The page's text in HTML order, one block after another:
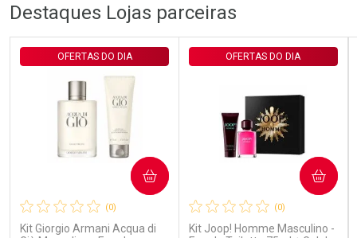
FECHAR
Laboratório
Comprar sem Desconto
FECHAR
Por Menos
Comprar sem Desconto
Comprar sem Desconto
Por Menos
Comprar sem Desconto
Destaques Lojas parceiras
(0)
Kit Giorgio Armani Acqua di
OFERTAS DO DIA
COMPRAR
(0)
Kit Joop! Homme Masculino -
OFERTAS DO DIA
COMPRAR